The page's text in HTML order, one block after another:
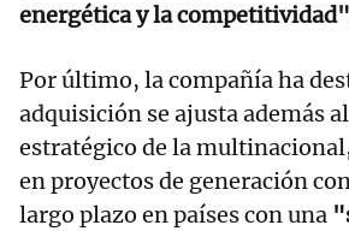
energética y la
Por último, la compañía ha
adquisición se ajusta además
estratégico de la
en proyectos de generación
largo plazo en países con una